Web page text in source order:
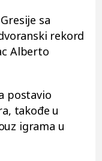
sa
rekord
Alberto
postavio
takođe u
igrama u